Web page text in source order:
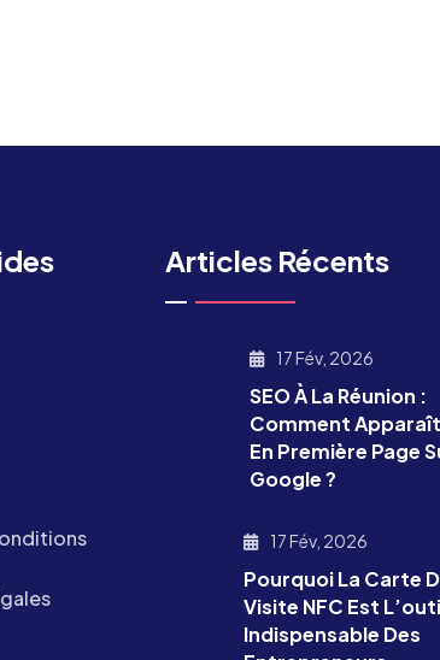
Articles Récents
17 Fév, 2026
SEO À La Réunion :
Comment
En Première Page
Google ?
17 Fév, 2026
Pourquoi La Carte
Visite NFC Est
Indispensable Des